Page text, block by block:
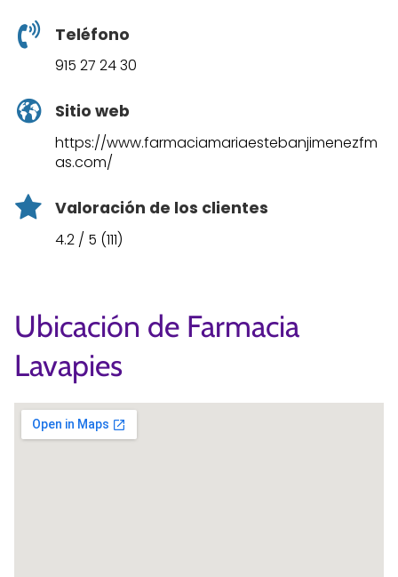
Teléfono
915 27 24 30
Sitio web
https://www.farmaciamariaestebanjimenezfm
as.com/
Valoración de los clientes
4.2 / 5 (111)
Ubicación de Farmacia
Lavapies